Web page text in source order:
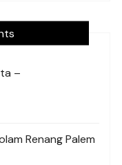
–
Renang Palem